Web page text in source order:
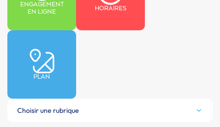
ENGAGEMENT
EN LIGNE
HORAIRES
PLAN
Choisir une rubrique